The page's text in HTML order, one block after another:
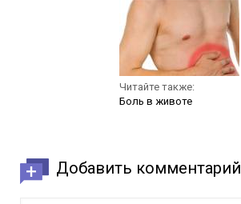
Читайте также:
Боль в животе
Добавить комментарий